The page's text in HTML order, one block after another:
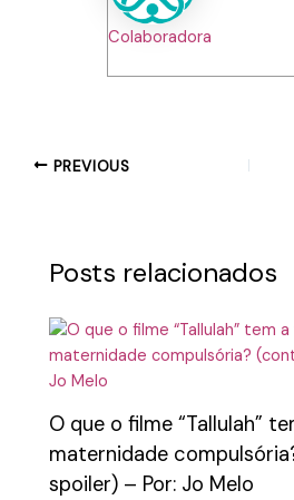
Colaboradora
PREVIOUS
Posts relacionados
O que o filme “Tallulah”
maternidade
spoiler) – Por: Jo Melo